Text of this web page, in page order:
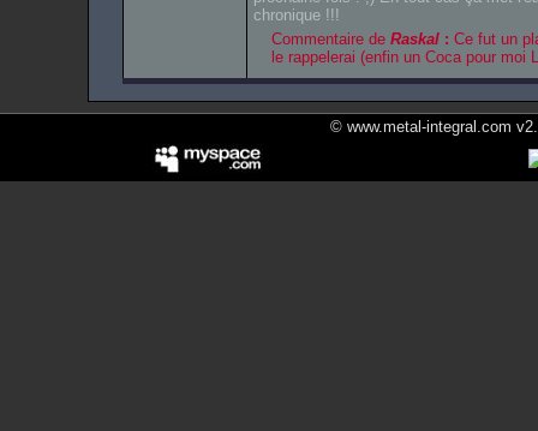
chronique !!!
Commentaire de Raskal : Ce fut un
le rappelerai (enfin un Coca pour moi
© www.metal-integral.com